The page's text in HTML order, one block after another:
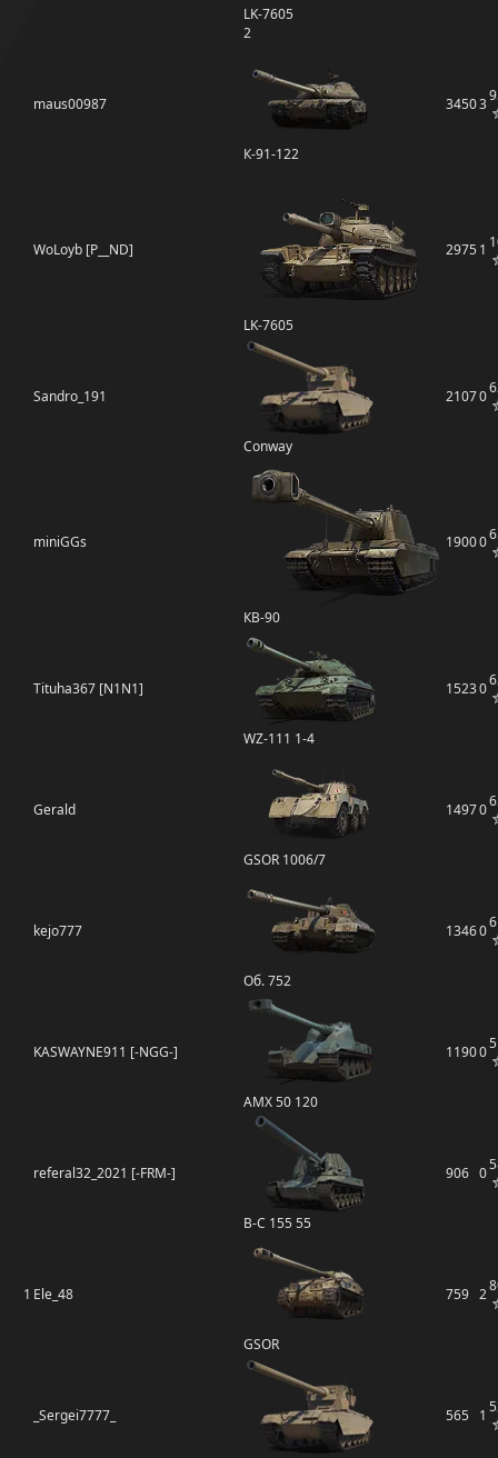
LK-7605
2
maus00987
К-91-122
34503
WoLoyb [P__ND]
LK-7605
29751
Sandro_191
Conway
21070
miniGGs
КВ-90
19000
Tituha367 [N1N1]
WZ-111 1-4
15230
Gerald
GSOR 1006/7
14970
kejo777
Об. 752
13460
KASWAYNE911 [-NGG-]
AMX 50 120
11900
referal32_2021 [-FRM-]
B-C 155 55
906 0
1 Ele_48
GSOR
759 2
_Sergei7777_ 565 1